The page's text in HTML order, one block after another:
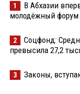
1
В Абхазии
молодёжный форум
2
Соцфонд:
превысила 27,2
3 Законы,